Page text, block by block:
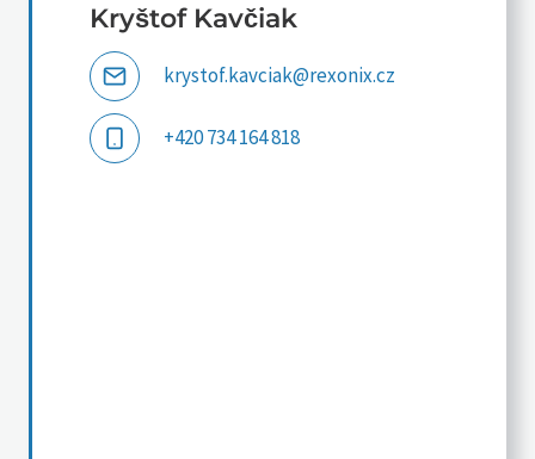
Kryštof Kavčiak
krystof.kavciak@rexonix.cz
+420 734 164 818